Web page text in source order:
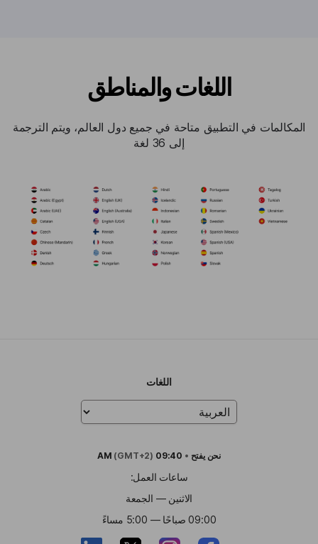
اللغات والمناطق
المكالمات في التطبيق متاحة في جميع دول العالم، ويتم الترجمة
إلى 36 لغة
اللغات
نحنيفتح •
09:40 AM
(GMT+2)
ساعات العمل:
الاثنين — الجمعة
09:00 صباحًا — 5:00 مساءً